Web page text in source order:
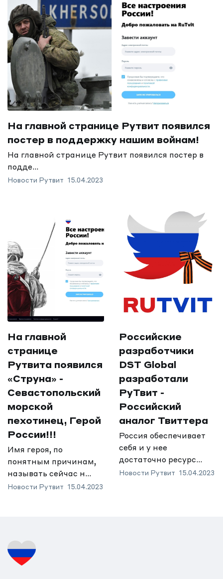
На главной странице Рутвит появился
постер в поддержку нашим войнам!
На главной странице Рутвит появился постер в
подде...
Новости Рутвит 15.04.2023
На главной
странице
Рутвита появился
«Струна» -
Севастопольский
морской
пехотинец, Герой
России!!!
Имя героя, по
понятным причинам,
называть сейчас н...
Новости Рутвит 15.04.2023
Российские
разработчики
DST Global
разработали
РуТвит -
Российский
аналог Твиттера
Россия обеспечивает
себя и у нее
достаточно ресурс...
Новости Рутвит 15.04.2023